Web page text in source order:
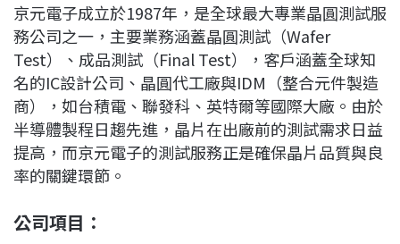
京元電子成立於1987年，是全球最大專業晶圓測試服
務公司之一，主要業務涵蓋晶圓測試（Wafer
Test）、成品測試（Final Test），客戶涵蓋全球知
名的IC設計公司、晶圓代工廠與IDM（整合元件製造
商），如台積電、聯發科、英特爾等國際大廠。由於
半導體製程日趨先進，晶片在出廠前的測試需求日益
提高，而京元電子的測試服務正是確保晶片品質與良
率的關鍵環節。
公司項目：